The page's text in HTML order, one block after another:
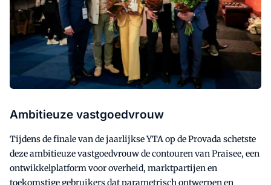
Ambitieuze vastgoedvrouw
Tijdens de finale van de jaarlijkse YTA op de Provada schetste
deze ambitieuze vastgoedvrouw de contouren van Praisee, een
ontwikkelplatform voor overheid, marktpartijen en
toekomstige gebruikers dat parametrisch ontwerpen en